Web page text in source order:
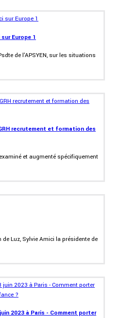
Europe 1
de l'APSYEN, sur les situations
recrutement et formation des
et augmenté spécifiquement
Luz, Sylvie Amici la présidente de
2023 à Paris - Comment porter